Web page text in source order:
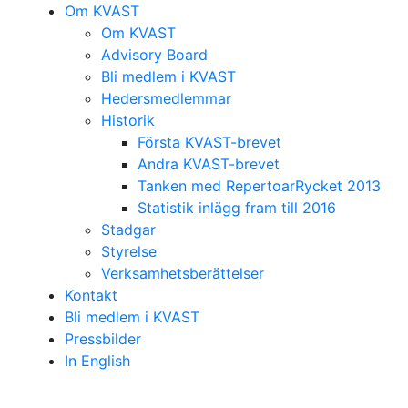
Om KVAST
Om KVAST
Advisory Board
Bli medlem i KVAST
Hedersmedlemmar
Historik
Första KVAST-brevet
Andra KVAST-brevet
Tanken med RepertoarRycket 2013
Statistik inlägg fram till 2016
Stadgar
Styrelse
Verksamhetsberättelser
Kontakt
Bli medlem i KVAST
Pressbilder
In English